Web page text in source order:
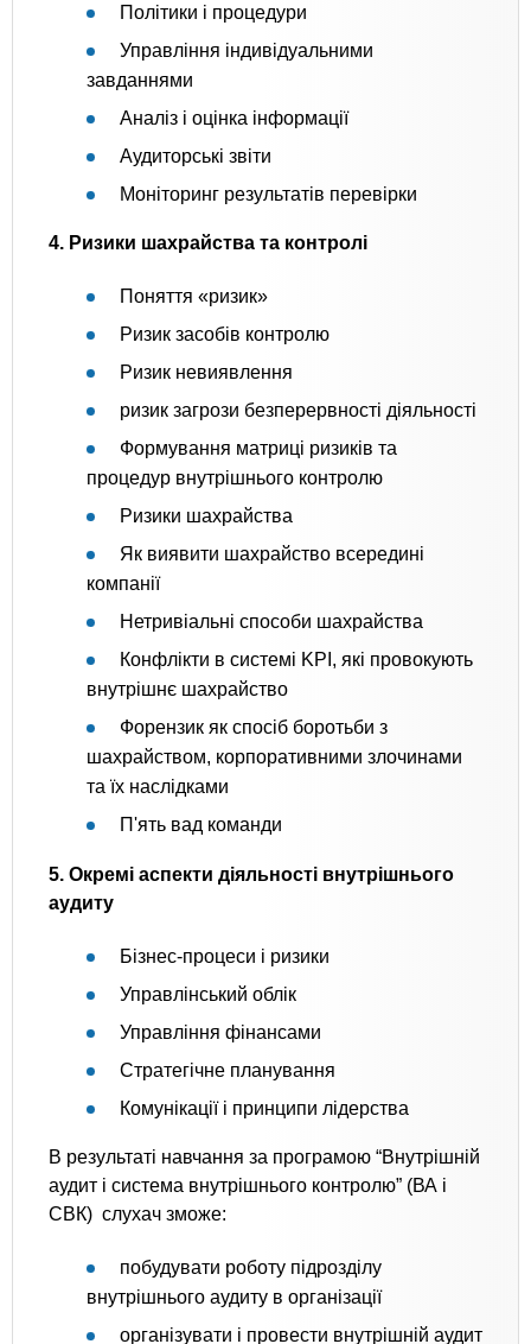
Політики і процедури
Управління індивідуальними
завданнями
Аналіз і оцінка інформації
Аудиторські звіти
Моніторинг результатів перевірки
4. Ризики шахрайства та контролі
Поняття «ризик»
Ризик засобів контролю
Ризик невиявлення
ризик загрози безперервності діяльності
Формування матриці ризиків та
процедур внутрішнього контролю
Ризики шахрайства
Як виявити шахрайство всередині
компанії
Нетривіальні способи шахрайства
Конфлікти в системі KPI, які провокують
внутрішнє шахрайство
Форензик як спосіб боротьби з
шахрайством, корпоративними злочинами
та їх наслідками
П'ять вад команди
5. Окремі аспекти діяльності внутрішнього
аудиту
Бізнес-процеси і ризики
Управлінський облік
Управління фінансами
Стратегічне планування
Комунікації і принципи лідерства
В результаті навчання за програмою “Внутрішній
аудит і система внутрішнього контролю” (ВА і
СВК) слухач зможе:
побудувати роботу підрозділу
внутрішнього аудиту в організації
організувати і провести внутрішній аудит